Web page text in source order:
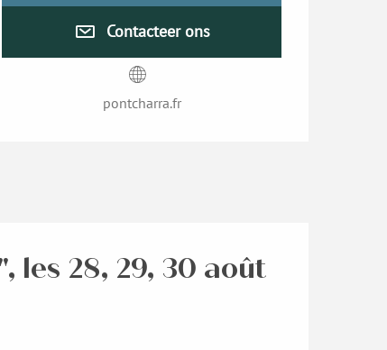
Contacteer ons
pontcharra.fr
les 28, 29, 30 août